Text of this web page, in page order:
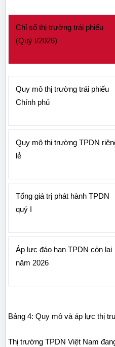
Chỉ số thị trường trái phiếu
(Quý I/2026)
Quy mô thị trường trái phiếu
Chính phủ
Quy mô thị trường TPDN
lẻ
Tổng giá trị phát hành TPDN
quý I
Áp lực đáo hạn TPDN còn lại
năm 2026
Bảng 4: Quy mô và áp lực thị
Thị trường TPDN Việt Nam